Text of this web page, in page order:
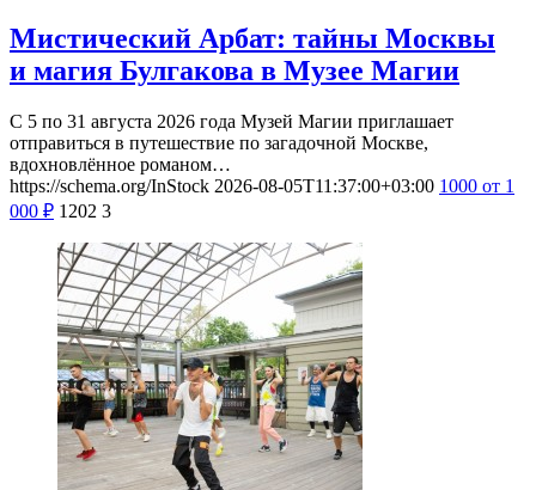
Мистический Арбат: тайны Москвы
и магия Булгакова в Музее Магии
С 5 по 31 августа 2026 года Музей Магии приглашает
отправиться в путешествие по загадочной Москве,
вдохновлённое романом…
https://schema.org/InStock 2026-08-05T11:37:00+03:00 1000 от 1
000 ₽ 1202 3